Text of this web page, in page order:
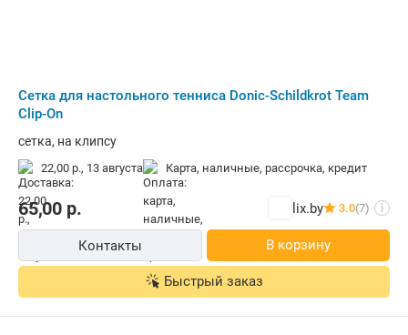
Сетка для настольного тенниса Donic-Schildkrot Team
Clip-On
сетка, на клипсу
22,00 р., 13 августа карта, наличные, рассрочка, кредит
65,00 р. lix.by 3.0(7) i
Контакты В корзину
Быстрый заказ